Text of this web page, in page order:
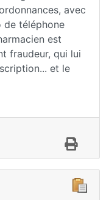
avec
de téléphone
est
fraudeur, qui lui
et le